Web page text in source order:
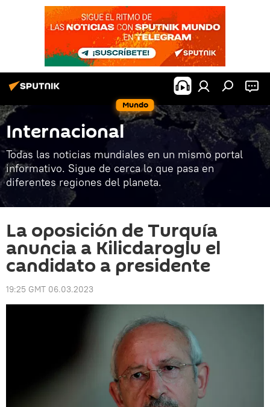
Mundo
Internacional
Todas las noticias mundiales en un mismo portal
informativo. Sigue de cerca lo que pasa en
diferentes regiones del planeta.
La oposición de Turquía
anuncia a Kilicdaroglu el
candidato a presidente
19:25 GMT 06.03.2023